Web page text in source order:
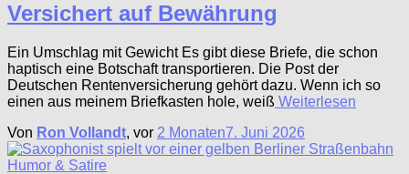
Versichert auf Bewährung
Ein Umschlag mit Gewicht Es gibt diese Briefe, die schon
haptisch eine Botschaft transportieren. Die Post der
Deutschen Rentenversicherung gehört dazu. Wenn ich so
einen aus meinem Briefkasten hole, weiß Weiterlesen
Von Ron Vollandt, vor 2 Monaten7. Juni 2026
Humor & Satire